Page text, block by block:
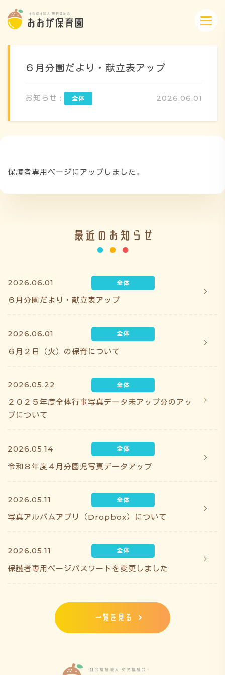
６月分園だより・献立表アップ
お知らせ : 2026.06.01
保護者専用ページにアップしました。
最近のお知らせ
2026.06.01
６月分園だより・献立表アップ
2026.06.01
６月２日（火）の保育について
2026.05.22
２０２５年度全体行事写真データ未アップ分のアッ
プについて
2026.05.14
令和８年度４月分園児写真データアップ
2026.05.11
写真アルバムアプリ（Dropbox）について
2026.05.11
保護者専用ページパスワードを変更しました
一覧を見る
よ みこ みち
情報公開